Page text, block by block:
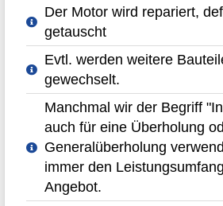
Der Motor wird repariert,
getauscht
Evtl. werden weitere
gewechselt.
Manchmal wir der Begriff
auch für eine Überholung
Generalüberholung
immer den
Angebot.